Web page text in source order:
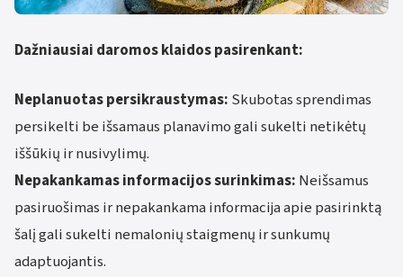
Dažniausiai daromos klaidos pasirenkant:
Neplanuotas persikraustymas: Skubotas sprendimas
persikelti be išsamaus planavimo gali sukelti netikėtų
iššūkių ir nusivylimų.
Nepakankamas informacijos surinkimas: Neišsamus
pasiruošimas ir nepakankama informacija apie pasirinktą
šalį gali sukelti nemalonių staigmenų ir sunkumų
adaptuojantis.